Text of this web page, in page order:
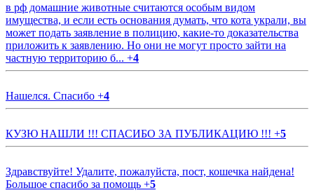
в рф домашние животные считаются особым видом
имущества, и если есть основания думать, что кота украли, вы
может подать заявление в полицию, какие-то доказательства
приложить к заявлению. Но они не могут просто зайти на
частную территорию б... +4
Нашелся. Спасибо +4
КУЗЮ НАШЛИ !!! СПАСИБО ЗА ПУБЛИКАЦИЮ !!! +5
Здравствуйте! Удалите, пожалуйста, пост, кошечка найдена!
Большое спасибо за помощь +5